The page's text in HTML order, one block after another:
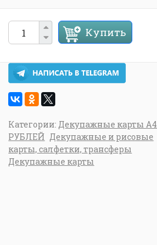
Купить
Категории:Декупажные карты А4
РУБЛЕЙ Декупажные и рисовые
карты, салфетки, трансферы
Декупажные карты